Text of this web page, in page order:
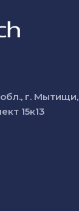
г. Мытищи,
15к13